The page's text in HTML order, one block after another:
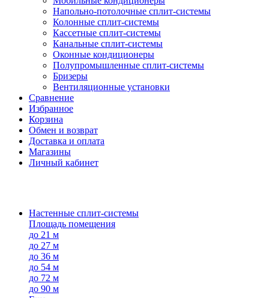
Напольно-потолоч​ные ​сплит-системы
Колонные ​​сплит-системы
Кассетные сплит-системы
Канальные сплит-системы
Оконные кондиционеры
Полупромышленные сплит-системы
Бризеры
Вентиляционные установки
Сравнение
Избранное
Корзина
Обмен и возврат
Доставка и оплата
Магазины
Личный кабинет
Настенные сплит-системы
Площадь помещения
до 21 м
до 27 м
до 36 м
до 54 м
до 72 м
до 90 м